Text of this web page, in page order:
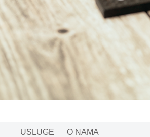
USLUGE O NAMA